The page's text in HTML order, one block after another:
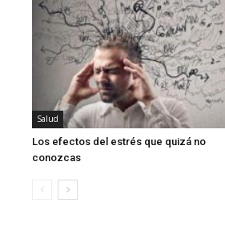
Salud
Los efectos del estrés que quizá no
conozcas